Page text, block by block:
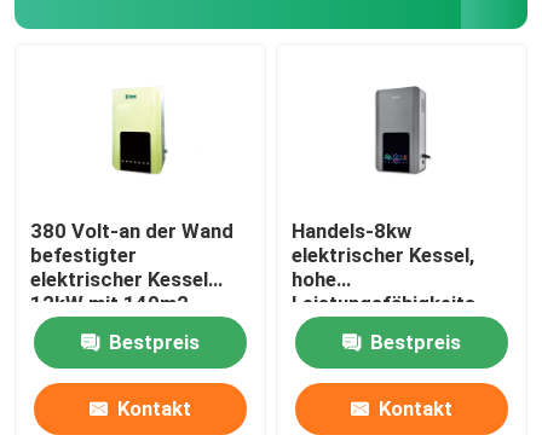
380 Volt-an der Wand
befestigter
elektrischer Kessel
12kW mit 140m2
Heizfläche
Bestpreis
Kontakt
Handels-8kw
elektrischer Kessel,
hohe
Leistungsfähigkeits-
Zauberstab hing Kessel
MultipurposeBestpreis
Kontakt